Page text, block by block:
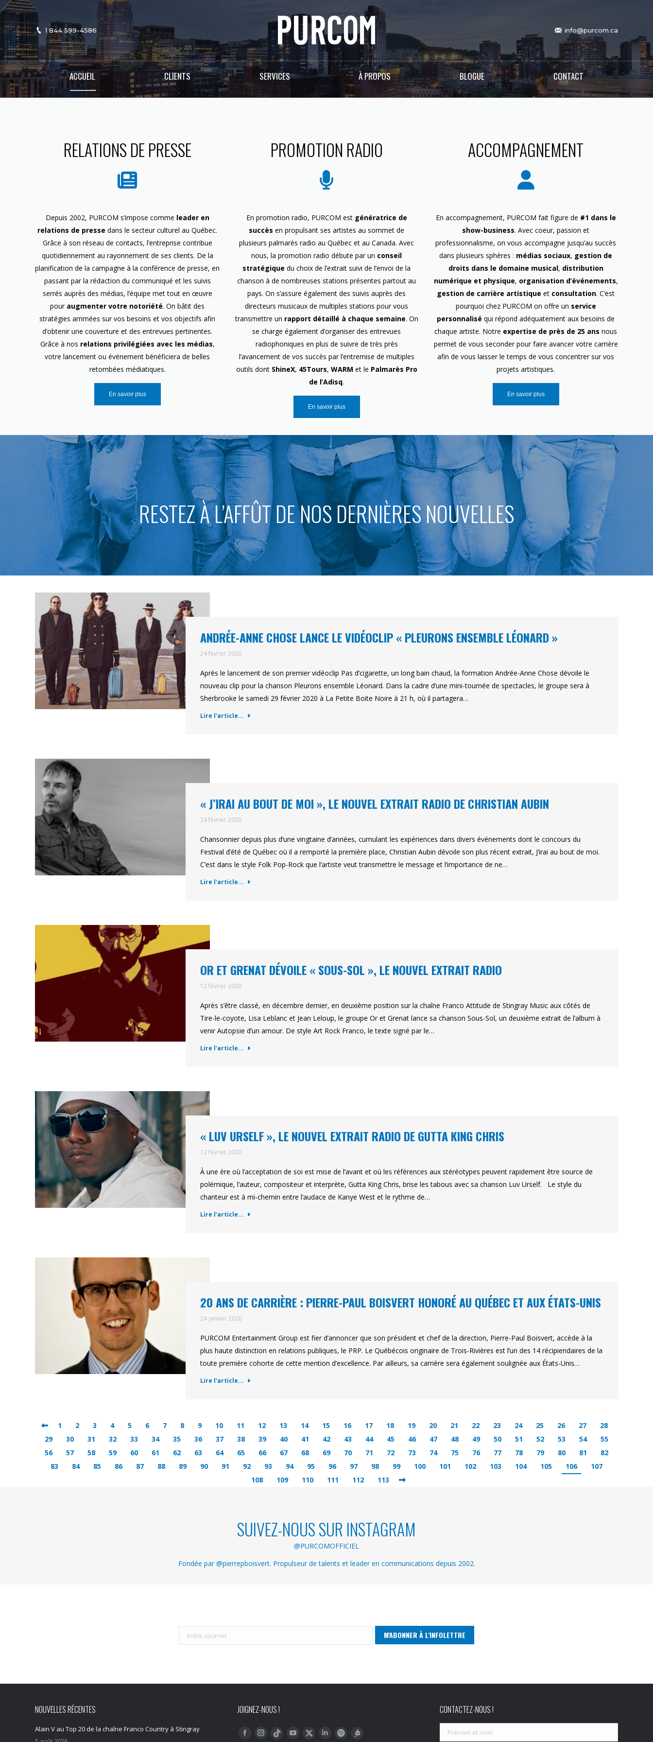
1 844 599-4586 info@purcom.ca
ACCUEIL CLIENTS SERVICES À PROPOS BLOGUE CONTACT
RELATIONS DE PRESSE
Depuis 2002, PURCOM s’impose comme leader en
relations de presse dans le secteur culturel au Québec.
Grâce à son réseau de contacts, l’entreprise contribue
quotidiennement au rayonnement de ses clients. De la
planification de la campagne à la conférence de presse, en
passant par la rédaction du communiqué et les suivis
serrés auprès des médias, l’équipe met tout en œuvre
pour augmenter votre notoriété. On bâtit des
stratégies arrimées sur vos besoins et vos objectifs afin
d’obtenir une couverture et des entrevues pertinentes.
Grâce à nos relations privilégiées avec les médias,
votre lancement ou événement bénéficiera de belles
retombées médiatiques.
En savoir plus
PROMOTION RADIO
En promotion radio, PURCOM est génératrice de
succès en propulsant ses artistes au sommet de
plusieurs palmarès radio au Québec et au Canada. Avec
nous, la promotion radio débute par un conseil
stratégique du choix de l’extrait suivi de l’envoi de la
chanson à de nombreuses stations présentes partout au
pays. On s’assure également des suivis auprès des
directeurs musicaux de multiples stations pour vous
transmettre un rapport détaillé à chaque semaine. On
se charge également d’organiser des entrevues
radiophoniques en plus de suivre de très près
l’avancement de vos succès par l’entremise de multiples
outils dont ShineX, 45Tours, WARM et le Palmarès Pro
de l’Adisq.
En savoir plus
ACCOMPAGNEMENT
En accompagnement, PURCOM fait figure de #1 dans le
show-business. Avec coeur, passion et
professionnalisme, on vous accompagne jusqu’au succès
dans plusieurs sphères : médias sociaux, gestion de
droits dans le domaine musical, distribution
numérique et physique, organisation d’événements,
gestion de carrière artistique et consultation. C’est
pourquoi chez PURCOM on offre un service
personnalisé qui répond adéquatement aux besoins de
chaque artiste. Notre expertise de près de 25 ans nous
permet de vous seconder pour faire avancer votre carrière
afin de vous laisser le temps de vous concentrer sur vos
projets artistiques.
En savoir plus
RESTEZ À L’AFFÛT DE NOS DERNIÈRES NOUVELLES
ANDRÉE-ANNE CHOSE LANCE LE VIDÉOCLIP « PLEURONS ENSEMBLE LÉONARD »
24 février 2020
Après le lancement de son premier vidéoclip Pas d’cigarette, un long bain chaud, la formation Andrée-Anne Chose dévoile le
nouveau clip pour la chanson Pleurons ensemble Léonard. Dans la cadre d’une mini-tournée de spectacles, le groupe sera à
Sherbrooke le samedi 29 février 2020 à La Petite Boite Noire à 21 h, où il partagera…
Lire l'article...
« J’IRAI AU BOUT DE MOI », LE NOUVEL EXTRAIT RADIO DE CHRISTIAN AUBIN
24 février 2020
Chansonnier depuis plus d’une vingtaine d’années, cumulant les expériences dans divers événements dont le concours du
Festival d’été de Québec où il a remporté la première place, Christian Aubin dévoile son plus récent extrait, J’irai au bout de moi.
C’est dans le style Folk Pop-Rock que l’artiste veut transmettre le message et l’importance de ne…
Lire l'article...
OR ET GRENAT DÉVOILE « SOUS-SOL », LE NOUVEL EXTRAIT RADIO
12 février 2020
Après s’être classé, en décembre dernier, en deuxième position sur la chaîne Franco Attitude de Stingray Music aux côtés de
Tire-le-coyote, Lisa Leblanc et Jean Leloup, le groupe Or et Grenat lance sa chanson Sous-Sol, un deuxième extrait de l’album à
venir Autopsie d’un amour. De style Art Rock Franco, le texte signé par le…
Lire l'article...
« LUV URSELF », LE NOUVEL EXTRAIT RADIO DE GUTTA KING CHRIS
12 février 2020
À une ère où l’acceptation de soi est mise de l’avant et où les références aux stéréotypes peuvent rapidement être source de
polémique, l’auteur, compositeur et interprète, Gutta King Chris, brise les tabous avec sa chanson Luv Urself. Le style du
chanteur est à mi-chemin entre l’audace de Kanye West et le rythme de…
Lire l'article...
20 ANS DE CARRIÈRE : PIERRE-PAUL BOISVERT HONORÉ AU QUÉBEC ET AUX ÉTATS-UNIS
24 janvier 2020
PURCOM Entertainment Group est fier d’annoncer que son président et chef de la direction, Pierre-Paul Boisvert, accède à la
plus haute distinction en relations publiques, le PRP. Le Québécois originaire de Trois-Rivières est l’un des 14 récipiendaires de la
toute première cohorte de cette mention d’excellence. Par ailleurs, sa carrière sera également soulignée aux États-Unis…
Lire l'article...
1 2 3 4 5 6 7 8 9 10 11 12 13 14 15 16 17 18 19 20 21 22 23 24 25 26 27
28
29
30 31 32 33 34 35 36 37 38 39 40 41 42 43 44 45 46 47 48 49 50 51 52 53 54
55
56
57 58 59 60 61 62 63 64 65 66 67 68 69 70 71 72 73 74 75 76 77 78 79 80 81
82
83
84 85 86 87 88 89 90 91 92 93 94 95 96 97 98 99 100 101 102 103 104 105 106
107
108
109 110 111 112 113
SUIVEZ-NOUS SUR INSTAGRAM
@PURCOMOFFICIEL
Fondée par @pierrepboisvert. Propulseur de talents et leader en communications depuis 2002.
NOUVELLES RÉCENTES
Alain V au Top 20 de la chaîne Franco Country à Stingray
JOIGNEZ-NOUS !
Trouvez nous sur :
FacebookInstagram
Tiktok YouTubeTwitter LinkedInSpotify
CONTACTEZ-NOUS !